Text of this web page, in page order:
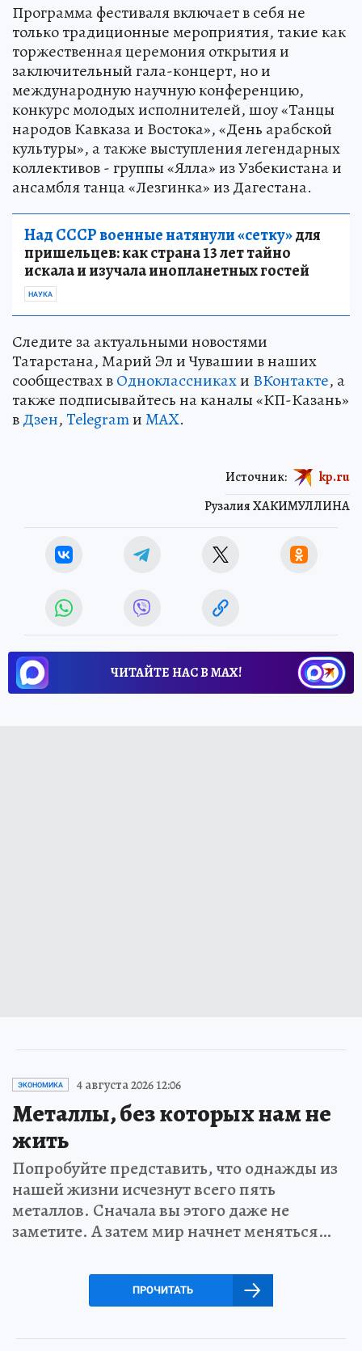
Программа фестиваля включает в себя не
только традиционные мероприятия, такие как
торжественная церемония открытия и
заключительный гала-концерт, но и
международную научную конференцию,
конкурс молодых исполнителей, шоу «Танцы
народов Кавказа и Востока», «День арабской
культуры», а также выступления легендарных
коллективов - группы «Ялла» из Узбекистана и
ансамбля танца «Лезгинка» из Дагестана.
Над СССР военные натянули «сетку»для
пришельцев: как страна 13 лет тайно
искала и изучала инопланетных гостей
НАУКА
Следите за актуальными новостями
Татарстана, Марий Эл и Чувашии в наших
сообществах вОдноклассникахи ВКонтакте, а
также подписывайтесь на каналы «КП-Казань»
вДзен,TelegramиMAX.
Рузалия ХАКИМУЛЛИНА
Источник: kp.ru
ЧИТАЙТЕ НАС В МАХ!
ЭКОНОМИКА 4 августа 2026 12:06
Металлы, без которых нам не
жить
Попробуйте представить, что однажды из
нашей жизни исчезнут всего пять
металлов. Сначала вы этого даже не
заметите. А затем мир начнет меняться…
ПРОЧИТАТЬ